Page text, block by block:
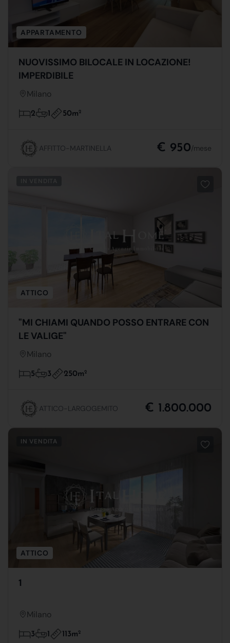
APPARTAMENTO
NUOVISSIMO BILOCALE IN LOCAZIONE!
IMPERDIBILE
Milano
2 1 50m2
AFFITTO-MARTINELLA € 950/mese
ATTICO
"MI CHIAMI QUANDO POSSO ENTRARE CON
LE VALIGE"
Milano
5 3 250m2
ATTICO-LARGOGEMITO € 1.800.000
IN VENDITA
ATTICO
1
Milano
3 1 113m2